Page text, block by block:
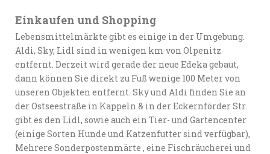
Einkaufen und Shopping
Lebensmittelmärkte gibt es einige in der Umgebung.
Aldi, Sky, Lidl sind in wenigen km von Olpenitz
entfernt. Derzeit wird gerade der neue Edeka gebaut,
dann können Sie direkt zu Fuß wenige 100 Meter von
unseren Objekten entfernt. Sky und Aldi finden Sie an
der Ostseestraße in Kappeln & in der Eckernförder Str.
gibt es den Lidl, sowie auch ein Tier- und Gartencenter
(einige Sorten Hunde und Katzenfutter sind verfügbar),
Mehrere Sonderpostenmärte , eine Fischräucherei und